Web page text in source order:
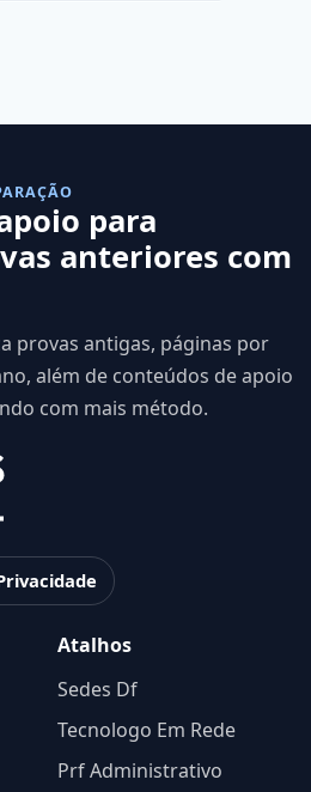
para
anteriores com
provas antigas, páginas por
além de conteúdos de apoio
com mais método.
Atalhos
Sedes Df
Tecnologo Em Rede
Prf Administrativo